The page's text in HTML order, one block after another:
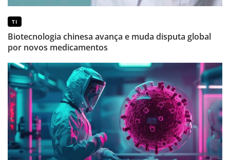
TI
Biotecnologia chinesa avança e muda disputa global
por novos medicamentos